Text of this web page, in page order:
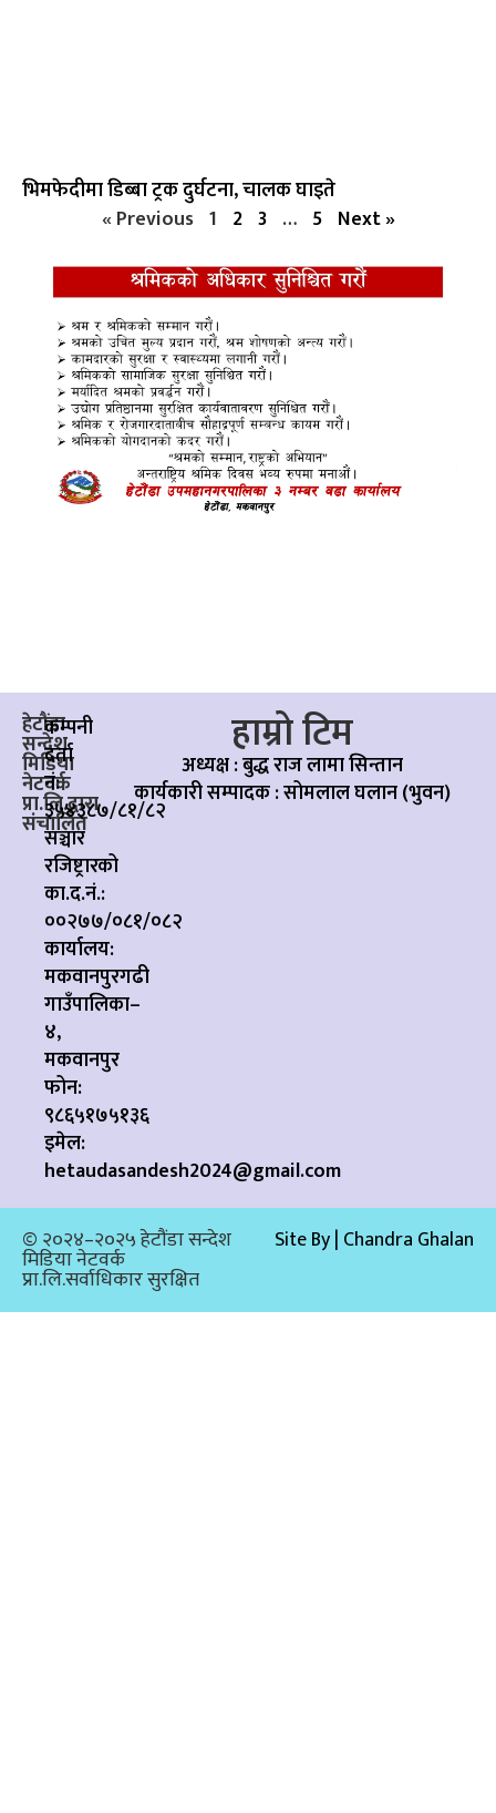
भिमफेदीमा डिब्बा ट्रक दुर्घटना, चालक घाइते
« Previous 1 2 3 … 5 Next »
हेटौंडा
सन्देश
मिडिया
नेटवर्क
प्रा.लि.द्वारा
संचालित
कम्पनी
दर्ता
नं:
३५४३८७/८१/८२
सञ्चार
रजिष्ट्रारको
का.द.नं.:
००२७७/०८१/०८२
कार्यालय:
मकवानपुरगढी
गाउँपालिका–
४,
मकवानपुर
फोन:
९८६५१७५१३६
इमेल:
hetaudasandesh2024@gmail.com
हाम्रो टिम
अध्यक्ष : बुद्ध राज लामा सिन्तान
कार्यकारी सम्पादक :सोमलाल घलान (भुवन)
© २०२४–२०२५ हेटौंडा सन्देश
मिडिया नेटवर्क
प्रा.लि.सर्वाधिकार सुरक्षित​
Site By | Chandra Ghalan